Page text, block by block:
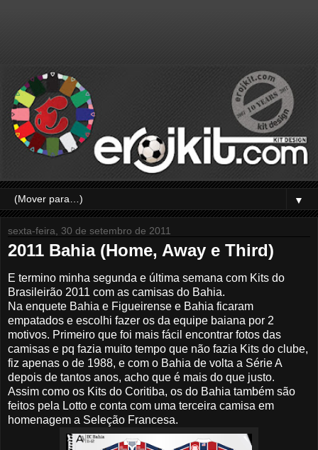
▼
sexta-feira, 30 de setembro de 2011
2011 Bahia (Home, Away e Third)
E termino minha segunda e última semana com Kits do
Brasileirão 2011 com as camisas do Bahia.
Na enquete Bahia e Figueirense e Bahia ficaram
empatados e escolhi fazer os da equipe baiana por 2
motivos. Primeiro que foi mais fácil encontrar fotos das
camisas e pq fazia muito tempo que não fazia Kits do clube,
fiz apenas o de 1988, e com o Bahia de volta a Série A
depois de tantos anos, acho que é mais do que justo.
Assim como os Kits do Coritiba, os do Bahia também são
feitos pela Lotto e conta com uma terceira camisa em
homenagem a Seleção Francesa.